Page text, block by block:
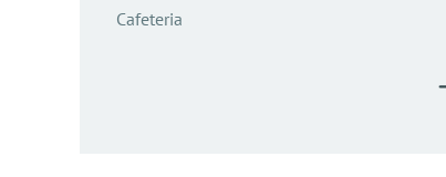
Cafeteria